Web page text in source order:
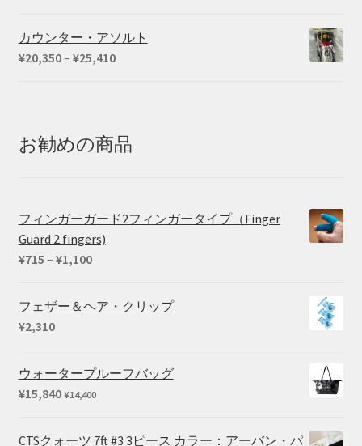
カウンター・アソルト
¥20,350– ¥25,410価
–
¥25,410
お勧めの商品
フィンガーガード2フィンガータイプ（Finger
Guard 2 fingers)
¥715 – ¥1,100価
帯:
フェザー＆ヘア・クリップ
¥2,310
ウォータープルーフバッグ
¥15,840 ¥14,400
CTSクォーツ 7ft #3 3ピース カラー：アーバン・パ